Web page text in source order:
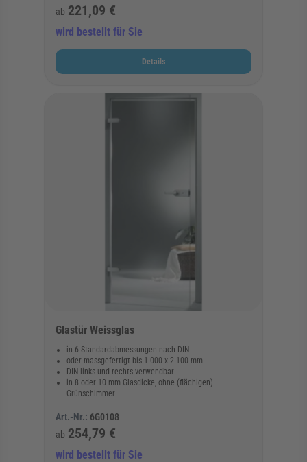
ab 221,09 €
wird bestellt für Sie
Details
Glastür Weissglas
in 6 Standardabmessungen nach DIN
oder massgefertigt bis 1.000 x 2.100 mm
DIN links und rechts verwendbar
in 8 oder 10 mm Glasdicke, ohne (flächigen)
Grünschimmer
Art.-Nr.: 6G0108
ab 254,79 €
wird bestellt für Sie